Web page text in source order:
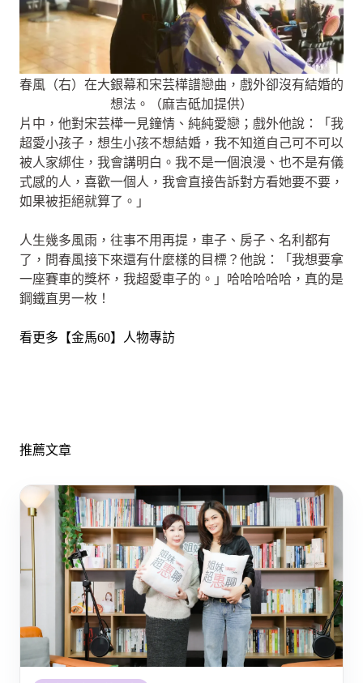
春風（右）在大銀幕和宋芸樺譜戀曲，戲外卻沒有結婚的
想法。（麻吉砥加提供）
片中，他對宋芸樺一見鐘情、純純愛戀；戲外他說：「我
超愛小孩子，想生小孩不想結婚，我不知道自己可不可以
被人家綁住，我會講明白。我不是一個浪漫、也不是有儀
式感的人，喜歡一個人，我會直接告訴對方看她要不要，
如果被拒絕就算了。」
人生幾多風雨，往事不用再提，車子、房子、名利都有
了，問春風接下來還有什麼樣的目標？他說：「我想要拿
一座賽車的獎杯，我超愛車子的。」哈哈哈哈哈，真的是
鋼鐵直男一枚！
看更多【金馬60】人物專訪
推薦文章